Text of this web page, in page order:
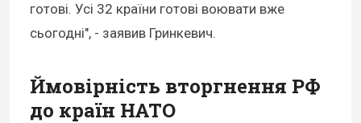
готові. Усі 32 країни готові воювати вже
сьогодні", - заявив Гринкевич.
Ймовірність вторгнення РФ
до країн НАТО